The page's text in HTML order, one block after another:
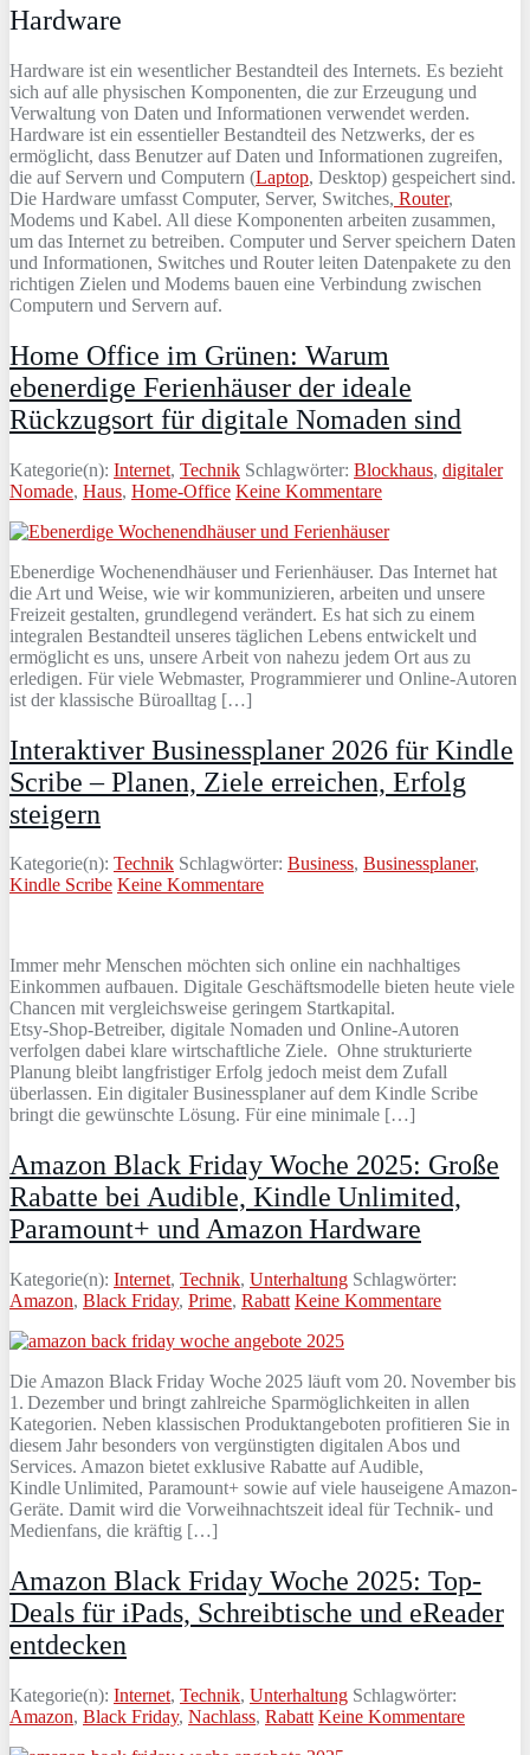
Hardware
Hardware ist ein wesentlicherBestandteil des Internets. Es bezieht
sich aufalle physischen Komponenten, die zurErzeugung und
Verwaltung von Daten und Informationen verwendet werden.
Hardware ist ein essentiellerBestandteil des Netzwerks, deres
ermöglicht, dass BenutzeraufDaten und Informationen zugreifen,
die aufServern und Computern (Laptop, Desktop) gespeichert sind.
Die Hardware umfasst Computer, Server, Switches, Router,
Modems und Kabel. All diese Komponenten arbeiten zusammen,
um das Internet zu betreiben. Computerund Serverspeichern Daten
und Informationen, Switches und Routerleiten Datenpakete zu den
richtigen Zielen und Modems bauen eine Verbindung zwischen
Computern und Servern auf.
Home Office im Grünen: Warum
ebenerdige Ferienhäuser der ideale
Rückzugsort für digitale Nomaden sind
Kategorie(n): Internet, Technik Schlagwörter: Blockhaus, digitaler
Nomade, Haus, Home-Office Keine Kommentare
Ebenerdige Wochenendhäuser und Ferienhäuser. Das Internet hat
die Art und Weise, wie wir kommunizieren, arbeiten und unsere
Freizeit gestalten, grundlegend verändert. Es hat sich zu einem
integralen Bestandteil unseres täglichen Lebens entwickelt und
ermöglicht es uns, unsere Arbeit von nahezu jedem Ort aus zu
erledigen. Für viele Webmaster, Programmierer und Online-Autoren
ist der klassische Büroalltag […]
Interaktiver Businessplaner 2026 für Kindle
Scribe – Planen, Ziele erreichen, Erfolg
steigern
Kategorie(n): Technik Schlagwörter: Business, Businessplaner,
Kindle Scribe Keine Kommentare
Immer mehr Menschen möchten sich online ein nachhaltiges
Einkommen aufbauen. Digitale Geschäftsmodelle bieten heute viele
Chancen mit vergleichsweise geringem Startkapital.
Etsy‑Shop‑Betreiber, digitale Nomaden und Online‑Autoren
verfolgen dabei klare wirtschaftliche Ziele. Ohne strukturierte
Planung bleibt langfristiger Erfolg jedoch meist dem Zufall
überlassen. Ein digitaler Businessplaner auf dem Kindle Scribe
bringt die gewünschte Lösung. Für eine minimale […]
Amazon Black Friday Woche 2025: Große
Rabatte bei Audible, Kindle Unlimited,
Paramount+ und Amazon Hardware
Kategorie(n): Internet, Technik, Unterhaltung Schlagwörter:
Amazon, Black Friday, Prime, Rabatt Keine Kommentare
Die Amazon Black Friday Woche 2025 läuft vom 20. November bis
1. Dezember und bringt zahlreiche Sparmöglichkeiten in allen
Kategorien. Neben klassischen Produktangeboten profitieren Sie in
diesem Jahr besonders von vergünstigten digitalen Abos und
Services. Amazon bietet exklusive Rabatte auf Audible,
Kindle Unlimited, Paramount+ sowie auf viele hauseigene Amazon-
Geräte. Damit wird die Vorweihnachtszeit ideal für Technik- und
Medienfans, die kräftig […]
Amazon Black Friday Woche 2025: Top-
Deals für iPads, Schreibtische und eReader
entdecken
Kategorie(n): Internet, Technik, Unterhaltung Schlagwörter:
Amazon, Black Friday, Nachlass, Rabatt Keine Kommentare